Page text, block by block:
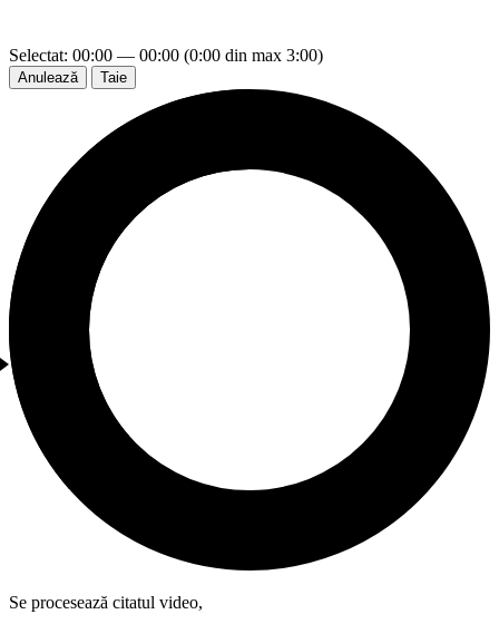
Selectat: 00:00 — 00:00 (0:00 din max 3:00)
Anulează Taie
Se procesează citatul video,